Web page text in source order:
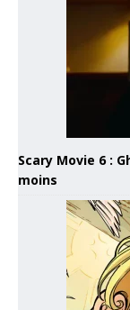
Scary Movie 6 :
moins